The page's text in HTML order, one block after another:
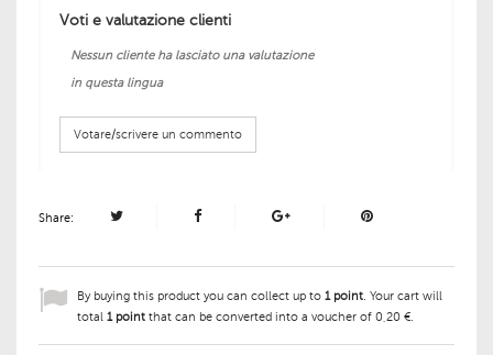
Voti e valutazione clienti
Nessun cliente ha lasciato una valutazione
in questa lingua
Votare/scrivere un commento
Share:
By buying this product you can collect up to 1point. Your cart will
total 1point that can be converted into a voucher of 0,20 €.